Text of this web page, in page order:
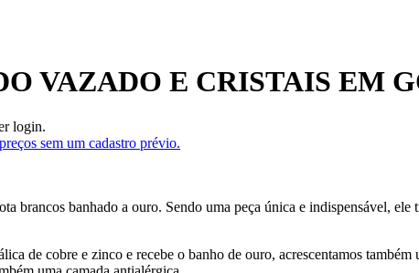
VAZADO E CRISTAIS EM
login.
sem um cadastro prévio.
brancos banhado a ouro. Sendo uma peça única e indispensável,
de cobre e zinco e recebe o banho de ouro, acrescentamos